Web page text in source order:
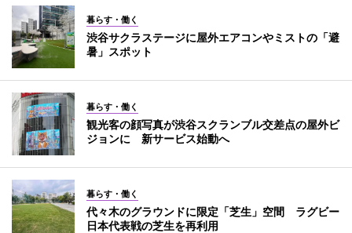
暮らす・働く
渋谷サクラステージに屋外エアコンやミストの「避
暑」スポット
暮らす・働く
観光客の顔写真が渋谷スクランブル交差点の屋外ビ
ジョンに 新サービス始動へ
暮らす・働く
代々木のグラウンドに限定「芝生」空間 ラグビー
日本代表戦の芝生を再利用